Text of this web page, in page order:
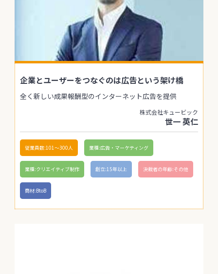
企業とユーザーをつなぐのは広告という架け橋
全く新しい成果報酬型のインターネット広告を提供
株式会社キュービック
世一 英仁
従業員数:101〜300人 業種:広告・マーケティング
業種:クリエイティブ制作 創立:15年以上 決裁者の年齢:その他
商材:BtoB